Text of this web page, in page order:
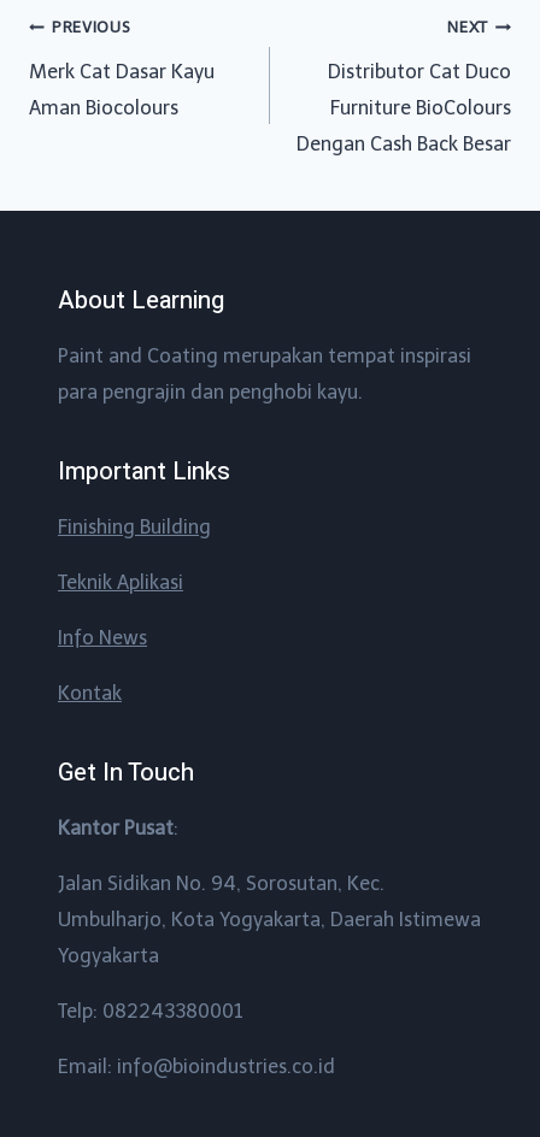
Post
navigation
PREVIOUS
Merk Cat Dasar Kayu
Aman Biocolours
NEXT
Distributor Cat Duco
Furniture BioColours
Dengan Cash Back Besar
About Learning
Paint and Coating merupakan tempat inspirasi
para pengrajin dan penghobi kayu.
Important Links
Finishing Building
Teknik Aplikasi
Info News
Kontak
Get In Touch
Kantor Pusat:
Jalan Sidikan No. 94, Sorosutan, Kec.
Umbulharjo, Kota Yogyakarta, Daerah Istimewa
Yogyakarta
Telp: 082243380001
Email: info@bioindustries.co.id